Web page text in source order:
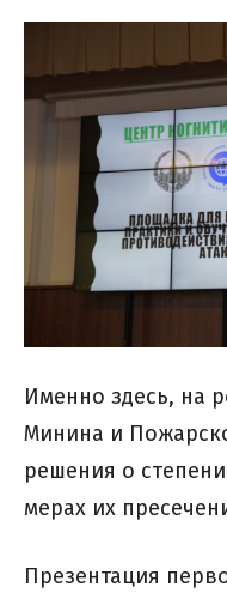
Именно здесь, на
Минина и
решения о
мерах их
Презентация